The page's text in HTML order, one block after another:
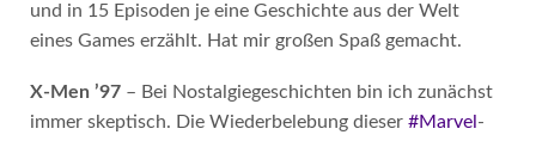
und in 15 Episoden je eine Geschichte aus der Welt
eines Games erzählt. Hat mir großen Spaß gemacht.
X-Men ’97– Bei Nostalgiegeschichten bin ich zunächst
immer skeptisch. Die Wiederbelebung dieser #Marvel -